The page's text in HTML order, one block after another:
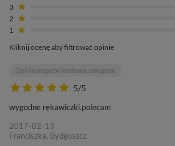
3
2
1
Kliknij ocenę aby filtrować opinie
5/5
Opinia niepotwierdzona zakupem
wygodne rękawiczki.polecam
2017-02-13
Franciszka, Bydgoszcz